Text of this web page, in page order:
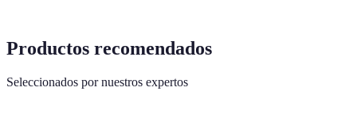
Productos recomendados
Seleccionados por nuestros expertos